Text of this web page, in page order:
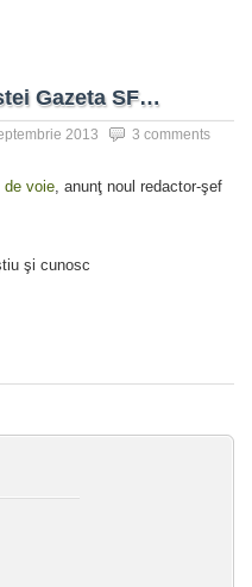
Gazeta SF…
2013 3 comments
de voie, anunţ noul redactor-şef
şi cunosc